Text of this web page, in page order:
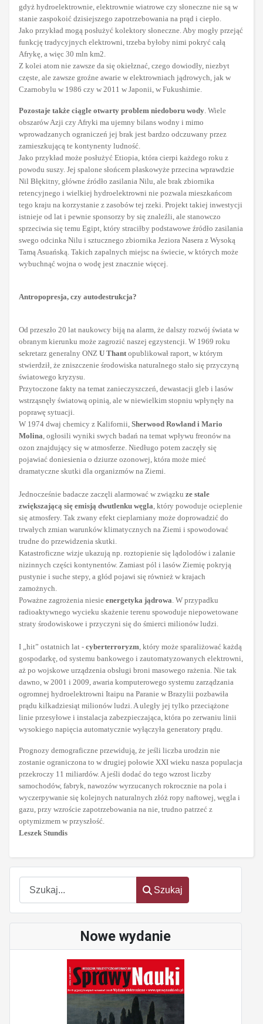
Szukaj
Szukaj
Nowe wydanie
gdyż hydroelektrownie, elektrownie wiatrowe czy słoneczne nie są w
stanie zaspokoić dzisiejszego zapotrzebowania na prąd i ciepło.
Jako przykład mogą posłużyć kolektory słoneczne. Aby mogły przejąć
funkcję tradycyjnych elektrowni, trzeba byłoby nimi pokryć całą
Afrykę, a więc 30 mln km2.
Z kolei atom nie zawsze da się okiełznać, czego dowiodły, niezbyt
częste, ale zawsze groźne awarie w elektrowniach jądrowych, jak w
Czarnobylu w 1986 czy w 2011 w Japonii, w Fukushimie.
Pozostaje także ciągle otwarty problem niedoboru wody . Wiele
obszarów Azji czy Afryki ma ujemny bilans wodny i mimo
wprowadzanych ograniczeń jej brak jest bardzo odczuwany przez
zamieszkującą te kontynenty ludność.
Jako przykład może posłużyć Etiopia, która cierpi każdego roku z
powodu suszy. Jej spalone słońcem płaskowyże przecina wprawdzie
Nil Błękitny, główne źródło zasilania Nilu, ale brak zbiornika
retencyjnego i wielkiej hydroelektrowni nie pozwala mieszkańcom
tego kraju na korzystanie z zasobów tej rzeki. Projekt takiej inwestycji
istnieje od lat i pewnie sponsorzy by się znaleźli, ale stanowczo
sprzeciwia się temu Egipt, który straciłby podstawowe źródło zasilania
swego odcinka Nilu i sztucznego zbiornika Jeziora Nasera z Wysoką
Tamą Asuańską. Takich zapalnych miejsc na świecie, w których może
wybuchnąć wojna o wodę jest znacznie więcej.
Antropopresja, czy autodestrukcja?
Od przeszło 20 lat naukowcy biją na alarm, że dalszy rozwój świata w
obranym kierunku może zagrozić naszej egzystencji. W 1969 roku
sekretarz generalny ONZ U Thant opublikował raport, w którym
stwierdził, że zniszczenie środowiska naturalnego stało się przyczyną
światowego kryzysu.
Przytoczone fakty na temat zanieczyszczeń, dewastacji gleb i lasów
wstrząsnęły światową opinią, ale w niewielkim stopniu wpłynęły na
poprawę sytuacji.
W 1974 dwaj chemicy z Kalifornii, Sherwood Rowland i Mario
Molina , ogłosili wyniki swych badań na temat wpływu freonów na
ozon znajdujący się w atmosferze. Niedługo potem zaczęły się
pojawiać doniesienia o dziurze ozonowej, która może mieć
dramatyczne skutki dla organizmów na Ziemi.
Jednocześnie badacze zaczęli alarmować w związku ze stale
zwiększającą się emisją dwutlenku węgla , który powoduje ocieplenie
się atmosfery. Tak zwany efekt cieplarniany może doprowadzić do
trwałych zmian warunków klimatycznych na Ziemi i spowodować
trudne do przewidzenia skutki.
Katastroficzne wizje ukazują np. roztopienie się lądolodów i zalanie
nizinnych części kontynentów. Zamiast pól i lasów Ziemię pokryją
pustynie i suche stepy, a głód pojawi się również w krajach
zamożnych.
Poważne zagrożenia niesie energetyka jądrowa . W przypadku
radioaktywnego wycieku skażenie terenu spowoduje niepowetowane
straty środowiskowe i przyczyni się do śmierci milionów ludzi.
I „hit” ostatnich lat - cyberterroryzm , który może sparaliżować każdą
gospodarkę, od systemu bankowego i zautomatyzowanych elektrowni,
aż po wojskowe urządzenia obsługi broni masowego rażenia. Nie tak
dawno, w 2001 i 2009, awaria komputerowego systemu zarządzania
ogromnej hydroelektrowni Itaipu na Paranie w Brazylii pozbawiła
prądu kilkadziesiąt milionów ludzi. A uległy jej tylko przeciążone
linie przesyłowe i instalacja zabezpieczająca, która po zerwaniu linii
wysokiego napięcia automatycznie wyłączyła generatory prądu.
Prognozy demograficzne przewidują, że jeśli liczba urodzin nie
zostanie ograniczona to w drugiej połowie XXI wieku nasza populacja
przekroczy 11 miliardów. A jeśli dodać do tego wzrost liczby
samochodów, fabryk, nawozów wyrzucanych rokrocznie na pola i
wyczerpywanie się kolejnych naturalnych złóż ropy naftowej, węgla i
gazu, przy wzroście zapotrzebowania na nie, trudno patrzeć z
optymizmem w przyszłość.
Leszek Stundis